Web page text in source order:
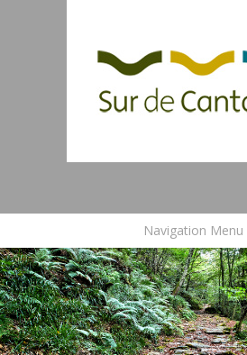
Navigation Menu